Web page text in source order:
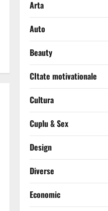
Arta
Auto
Beauty
CItate motivationale
Cultura
Cuplu & Sex
Design
Diverse
Economic